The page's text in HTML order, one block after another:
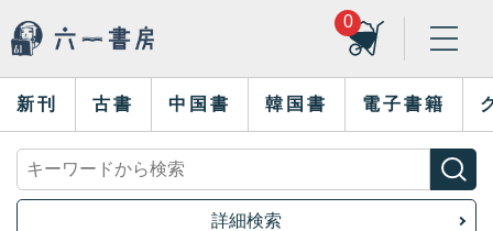
0
新刊 古書 中国書 韓国書 電子書籍
詳細検索